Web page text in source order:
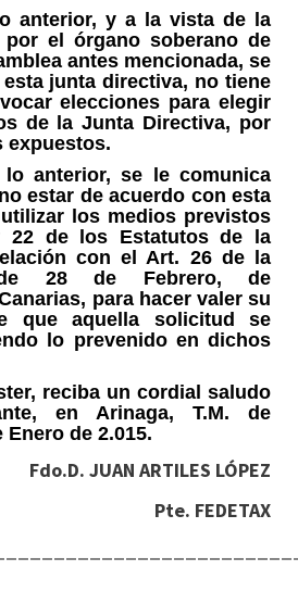
anterior, y a la vista de la
por el órgano soberano de
antes mencionada, se
esta junta directiva, no tiene
elecciones para elegir
de la Junta Directiva, por
expuestos.
anterior, se le comunica
estar de acuerdo con esta
los medios previstos
de los Estatutos de la
con el Art. 26 de la
28 de Febrero, de
para hacer valer su
que aquella solicitud se
lo prevenido en dichos
reciba un cordial saludo
en Arinaga, T.M. de
de 2.015.
Fdo.D. JUAN ARTILES LÓPEZ
Pte. FEDETAX